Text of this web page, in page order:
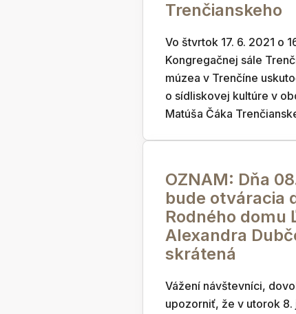
Trenčianskeho
Vo štvrtok 17. 6. 2021 o
Kongregačnej sále
múzea v Trenčíne
o sídliskovej kultúre v
Matúša Čáka
OZNAM: Dňa
bude otváracia
Rodného domu
Alexandra
skrátená
Vážení návštevníci,
upozorniť, že v utorok 8.